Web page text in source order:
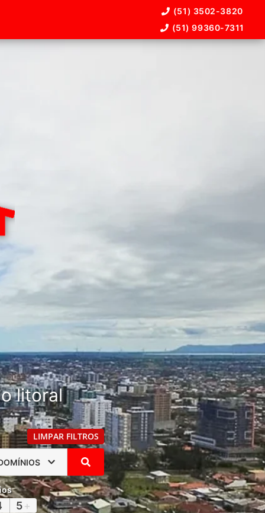
(51) 3502-3820
(51) 99360-7311
litoral
LIMPAR FILTROS
5 +